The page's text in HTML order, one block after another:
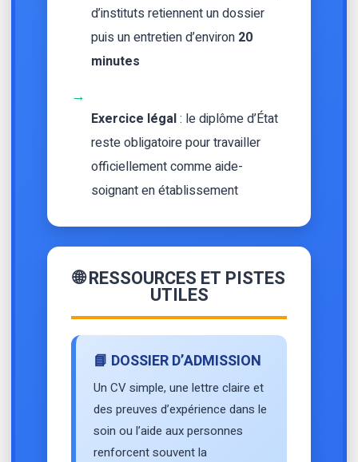
d’instituts retiennent un dossier
puis un entretien d’environ 20
minutes
→
Exercice légal: le diplôme d’État
reste obligatoire pour travailler
officiellement comme aide-
soignant en établissement
🌐 RESSOURCES ET PISTES
UTILES
📘 DOSSIER D’ADMISSION
Un CV simple, une lettre claire et
des preuves d’expérience dans le
soin ou l’aide aux personnes
renforcent souvent la